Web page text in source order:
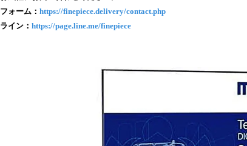
フォーム： https://finepiece.delivery/contact.php
ライン： https://page.line.me/finepiece